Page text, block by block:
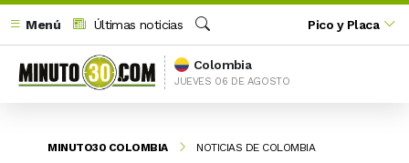
Menú
Últimas noticias
Buscar
Pico y Placa
Colombia
JUEVES 06 DE AGOSTO
MINUTO30 COLOMBIA NOTICIAS DE COLOMBIA